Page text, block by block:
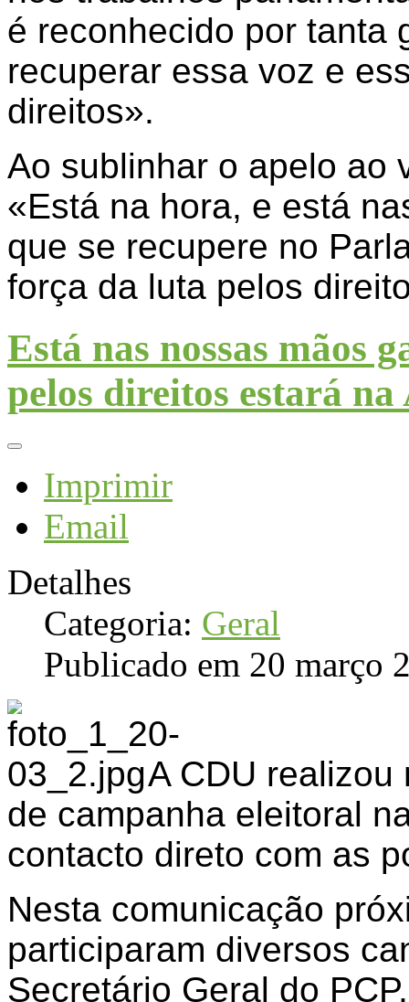
é reconhecido por tanta
recuperar essa voz e
direitos».
Ao sublinhar o apelo ao
«Está na hora, e está
que se recupere no
força da luta pelos
Está nas nossas mãos
pelos direitos estará na
Imprimir
Email
Detalhes
Categoria: Geral
Publicado em 20 março
A CDU realizou
de campanha eleitoral
contacto direto com as
Nesta comunicação
participaram diversos
Secretário Geral do